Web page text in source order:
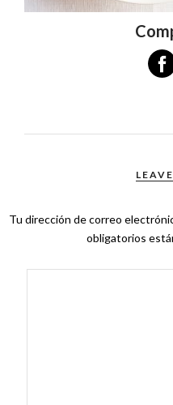
Tu dirección de correo
obligatorios